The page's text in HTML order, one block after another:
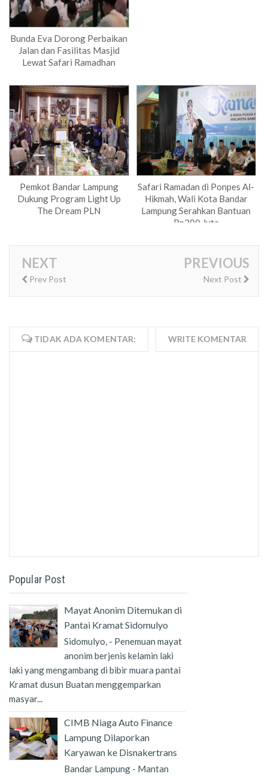
Bunda Eva Dorong Perbaikan
Jalan dan Fasilitas Masjid
Lewat Safari Ramadhan
Pemkot Bandar Lampung
Dukung Program Light Up
The Dream PLN
Safari Ramadan di Ponpes Al-
Hikmah, Wali Kota Bandar
Lampung Serahkan Bantuan
Rp200 Juta
NEXT
Prev Post
PREVIOUS
Next Post
TIDAK ADA KOMENTAR: WRITE KOMENTAR
Popular Post
Mayat Anonim Ditemukan di
Pantai Kramat Sidomulyo
Sidomulyo, - Penemuan mayat
anonim berjenis kelamin laki
laki yang mengambang di bibir muara pantai
Kramat dusun Buatan menggemparkan
masyar...
CIMB Niaga Auto Finance
Lampung Dilaporkan
Karyawan ke Disnakertrans
Bandar Lampung - Mantan